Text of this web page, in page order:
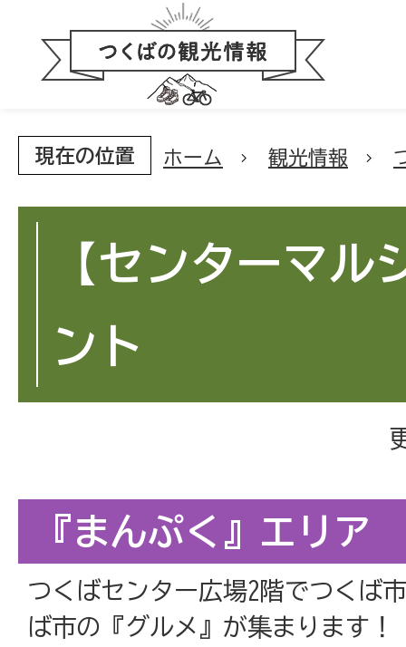
現在の位置 ホーム 観光情報
【センターマル
ント
『まんぷく』エリア
つくばセンター広場2階でつくば
ば市の『グルメ』が集まります！